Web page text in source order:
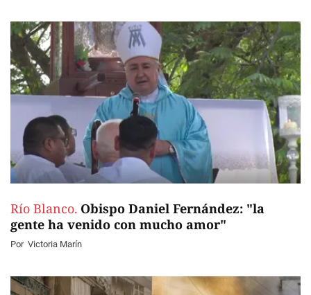
Río Blanco. Obispo Daniel Fernández: "la
gente ha venido con mucho amor"
Por Victoria Marín